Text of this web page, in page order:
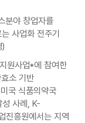
분야 창업자를
사업화 전주기
원사업*에 참여한
소 기반
국 식품의약국
사례, K-
진흥원에서는 지역